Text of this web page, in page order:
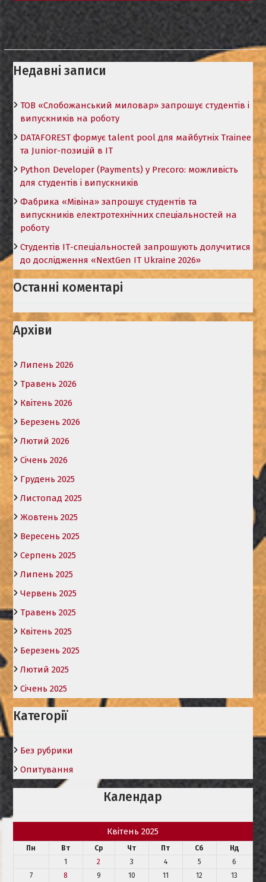
Недавні записи
ТОВ «Слобожанський миловар» запрошує студентів і
випускників на роботу
DATAFOREST формує talent pool для майбутніх Trainee
та Junior-позицій в ІТ
Python Developer (Payments) у Precoro: можливість
для студентів і випускників
Фабрика «Мівіна» запрошує студентів та
випускників електротехнічних спеціальностей на
роботу
Студентів ІТ-спеціальностей запрошують долучитися
до дослідження «NextGen IT Ukraine 2026»
Останні коментарі
Архіви
Липень 2026
Травень 2026
Квітень 2026
Березень 2026
Лютий 2026
Січень 2026
Грудень 2025
Листопад 2025
Жовтень 2025
Вересень 2025
Серпень 2025
Липень 2025
Червень 2025
Травень 2025
Квітень 2025
Березень 2025
Лютий 2025
Січень 2025
Категорії
Без рубрики
Опитування
Календар
Квітень 2025
Пн Вт Ср Чт Пт Сб
Нд
1
2 3 4 5
6
7
8 9 10 11 12 13